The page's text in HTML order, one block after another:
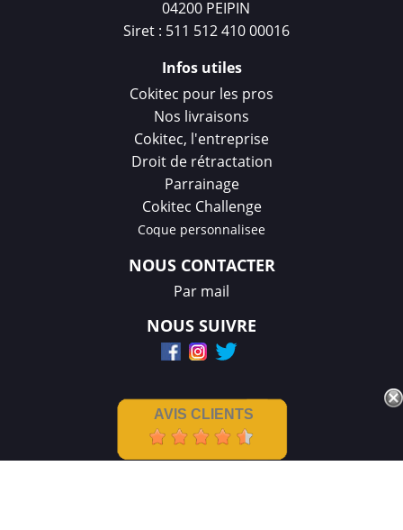
04200 PEIPIN
Siret : 511 512 410 00016
Infos utiles
Cokitec pour les pros
Nos livraisons
Cokitec, l'entreprise
Droit de rétractation
Parrainage
Cokitec Challenge
Coque personnalisee
NOUS CONTACTER
Par mail
NOUS SUIVRE
AVIS CLIENTS